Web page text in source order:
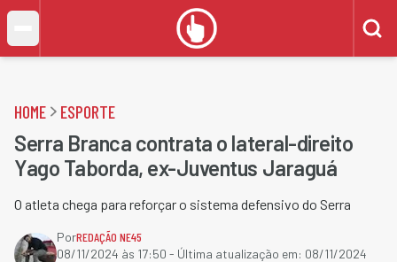
HOME ESPORTE
Serra Branca contrata o lateral-direito
Yago Taborda, ex-Juventus Jaraguá
O atleta chega para reforçar o sistema defensivo do Serra
PorREDAÇÃO NE45
08/11/2024 às 17:50 - Última atualização em: 08/11/2024